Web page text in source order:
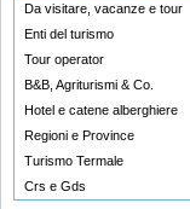
Da visitare, vacanze e tour
Enti del turismo
Tour operator
B&B, Agriturismi & Co.
Hotel e catene alberghiere
Regioni e Province
Turismo Termale
Crs e Gds